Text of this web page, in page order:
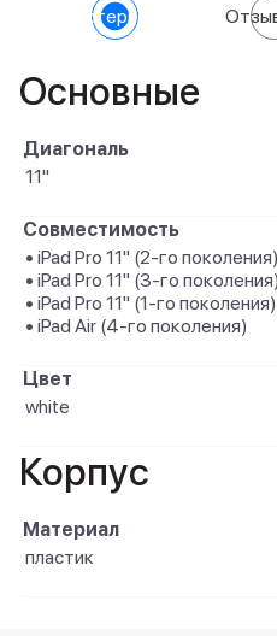
Характеристики
Основные
Диагональ
11"
Совместимость
• iPad Pro 11" (2‑го поколения)
• iPad Pro 11" (3‑го поколения)
• iPad Pro 11" (1‑го поколения)
• iPad Air (4‑го поколения)
Цвет
white
Корпус
Материал
пластик